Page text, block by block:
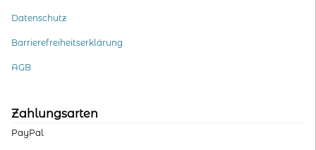
Datenschutz
Barrierefreiheitserklärung
AGB
Zahlungsarten
PayPal